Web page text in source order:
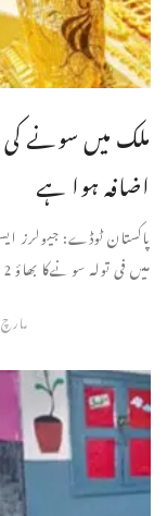
اضافہ ہوا ہے
میں فی تولہ سونےکا بھاؤ 2 لاکھ 16 ہزار 800 ...
مارچ 1, 2024